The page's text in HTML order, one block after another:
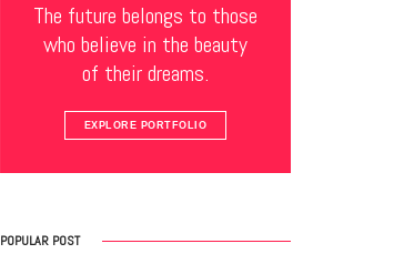
The future belongs to those
who believe in the beauty
of their dreams.
EXPLORE PORTFOLIO
POPULAR POST